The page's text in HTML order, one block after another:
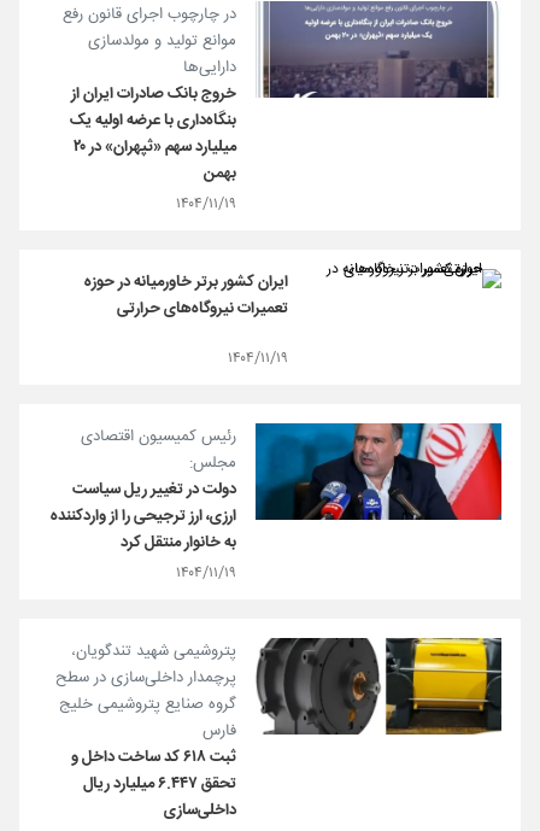
در چارچوب اجرای قانون رفع
موانع تولید و مولدسازی
دارایی‌ها
خروج بانک صادرات ایران از
بنگاه‌داری با عرضه اولیه یک
میلیارد سهم «ثپهران» در ۲۰
بهمن
۱۴۰۴/۱۱/۱۹
ایران کشور برتر خاورمیانه در حوزه
تعمیرات نیروگاه‌های حرارتی
۱۴۰۴/۱۱/۱۹
رئیس کمیسیون اقتصادی
مجلس:
دولت در تغییر ریل سیاست
ارزی، ارز ترجیحی را از واردکننده
به خانوار منتقل کرد
۱۴۰۴/۱۱/۱۹
پتروشیمی شهید تندگویان،
پرچمدار داخلی‌سازی در سطح
گروه صنایع پتروشیمی خلیج
فارس
ثبت ۶۱۸ کد ساخت داخل و
تحقق ۶.۴۴۷ میلیارد ریال
داخلی‌سازی